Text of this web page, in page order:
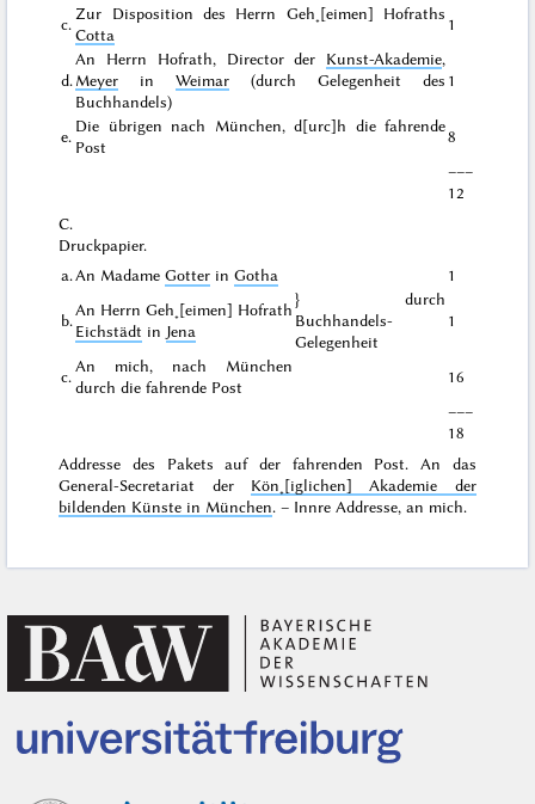
c.
Zur Disposition des Herrn Geh˖[eimen] Hofraths
Cotta
1
d.
An Herrn Hofrath, Director der Kunst-Akademie,
Meyer inWeimar (durch Gelegenheit des
Buchhandels)
1
e.
Die übrigen nach München, d[urc]h die fahrende
Post
8
–––
12
C.
Druckpapier.
a. An MadameGotter inGotha 1
b.
An Herrn Geh˖[eimen] Hofrath
Eichstädt in Jena
} durch
Buchhandels-
Gelegenheit
1
c.
An mich, nach München
durch die fahrende Post
16
–––
18
Addresse des Pakets auf der fahrenden Post. An das
General-Secretariat der Kön˖[iglichen] Akademie der
bildenden Künste in München. – Innre Addresse, an mich.